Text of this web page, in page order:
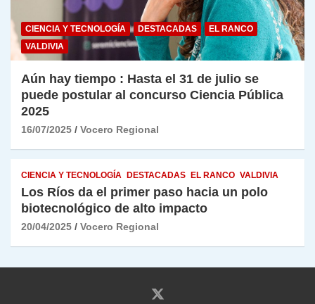
CIENCIA Y TECNOLOGÍA DESTACADAS
EL RANCO
VALDIVIA
Aún hay tiempo : Hasta el 31 de julio se
puede postular al concurso Ciencia Pública
2025
16/07/2025 Vocero Regional
CIENCIA Y TECNOLOGÍA DESTACADAS EL RANCO VALDIVIA
Los Ríos da el primer paso hacia un polo
biotecnológico de alto impacto
20/04/2025 Vocero Regional